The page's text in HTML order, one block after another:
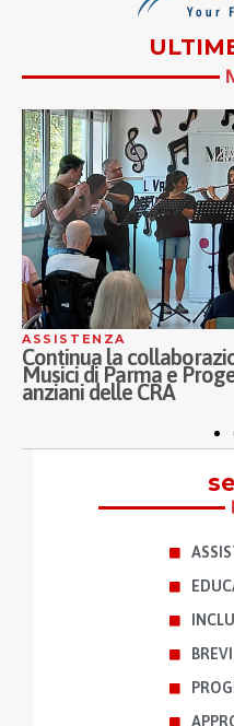
I
gli
Inaugurati
Porta
ASST
BREVI